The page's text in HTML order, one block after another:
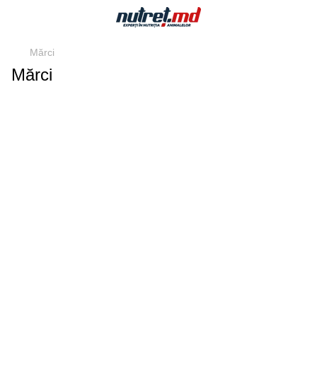
Mărci
Mărci